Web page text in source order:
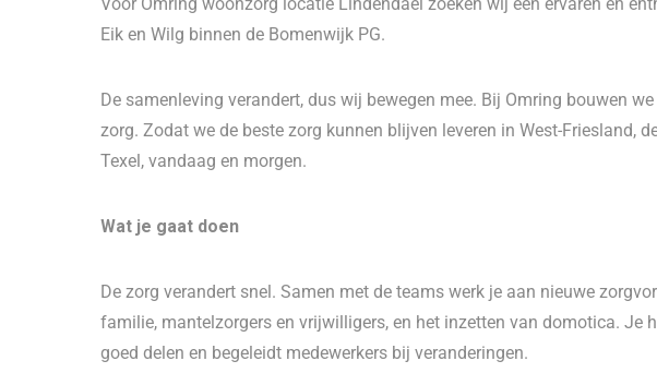
Eik en Wilg binnen de Bomenwijk PG.
De samenleving verandert, dus wij bewegen mee. Bij Omring bouwen
zorg. Zodat we de beste zorg kunnen blijven leveren in West-Friesland,
Texel, vandaag en morgen.
Wat je gaat doen
De zorg verandert snel. Samen met de teams werk je aan nieuwe
familie, mantelzorgers en vrijwilligers, en het inzetten van domotica. Je
goed delen en begeleidt medewerkers bij veranderingen.